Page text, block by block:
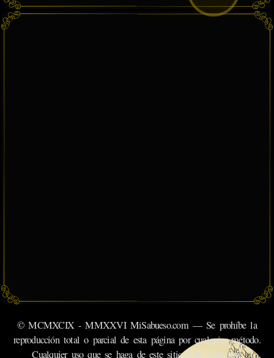
© MCMXCIX - MMXXVI MiSabueso.com — Se prohíbe la
reproducción total o parcial de esta página por cualquier método.
Cualquier uso que se haga de este sitio web constituye